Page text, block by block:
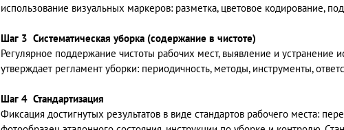
использование визуальных маркеров: разметка, цветовое кодирование,
Шаг 3 Систематическая уборка (содержание в чистоте)
Регулярное поддержание чистоты рабочих мест, выявление и устранение
утверждает регламент уборки: периодичность, методы, инструменты,
Шаг 4 Стандартизация
Фиксация достигнутых результатов в виде стандартов рабочего места: